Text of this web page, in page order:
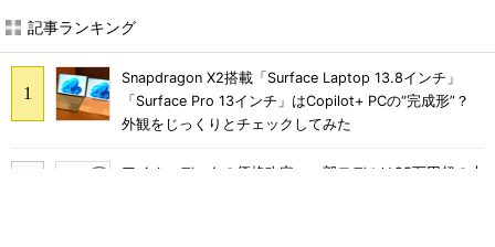
記事ランキング
Snapdragon X2搭載「Surface Laptop 13.8インチ」
「Surface Pro 13インチ」はCopilot+ PCの“完成形”？
外観をじっくりとチェックしてみた
アイオーデータの価格改定、一部モデルは25万円超の大